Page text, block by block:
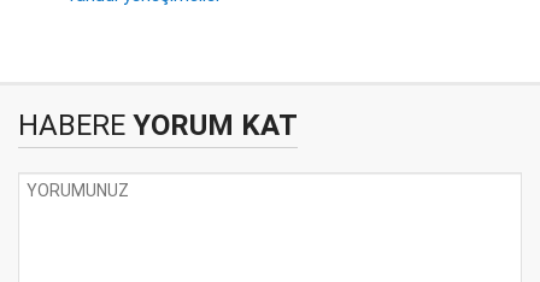
HABERE YORUM KAT